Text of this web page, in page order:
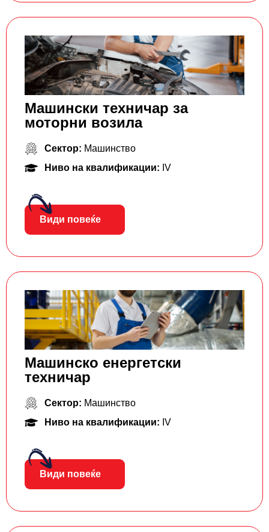
Машински техничар за
моторни возила
Сектор: Машинство
Ниво на квалификации: IV
Види повеќе
Машинско енергетски
техничар
Сектор: Машинство
Ниво на квалификации: IV
Види повеќе